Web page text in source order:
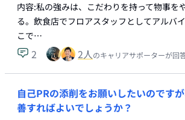
内容:私の強みは、こだわりを持って物事を
る。飲食店でフロアスタッフとしてアルバ
こで…
2 2人のキャリアサポーターが回
自己PRの添削をお願いしたいのです
善すればよいでしょうか？